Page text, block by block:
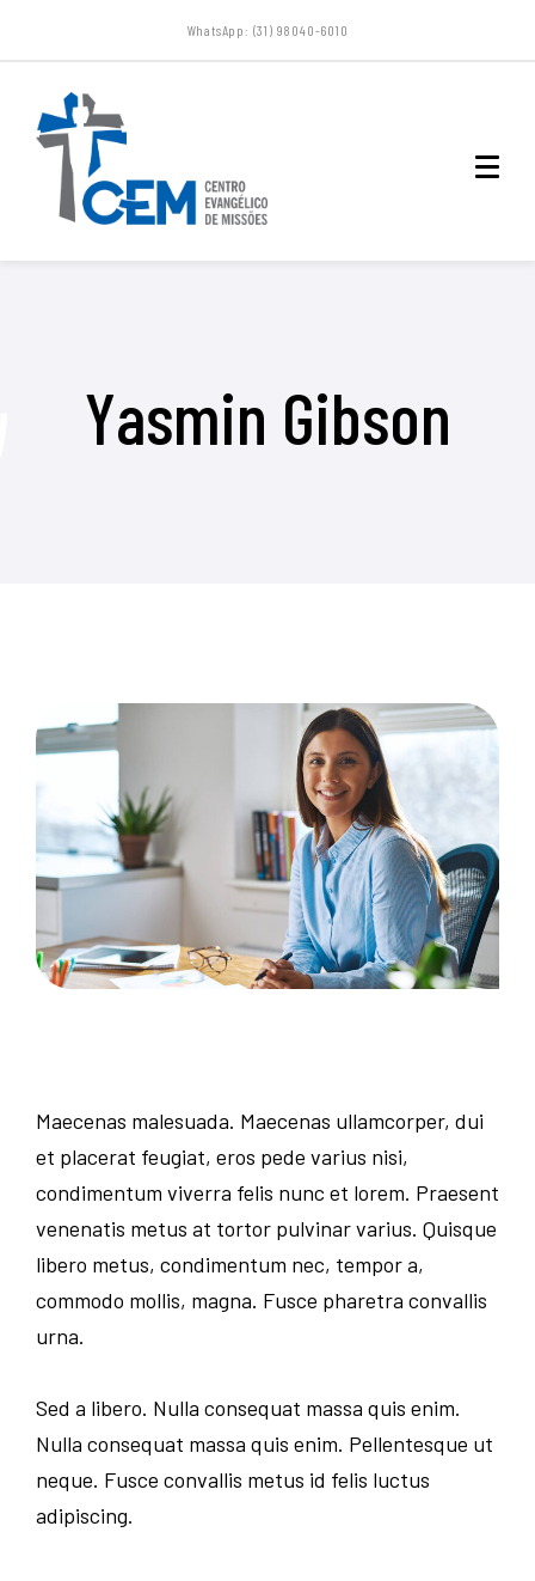
WhatsApp: (31) 98040-6010
Yasmin Gibson
Maecenas malesuada. Maecenas ullamcorper, dui
et placerat feugiat, eros pede varius nisi,
condimentum viverra felis nunc et lorem. Praesent
venenatis metus at tortor pulvinar varius. Quisque
libero metus, condimentum nec, tempor a,
commodo mollis, magna. Fusce pharetra convallis
urna.
Sed a libero. Nulla consequat massa quis enim.
Nulla consequat massa quis enim. Pellentesque ut
neque. Fusce convallis metus id felis luctus
adipiscing.